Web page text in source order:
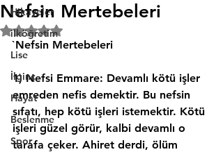
Hikayeler
ilköğretim
Lise
İlginç
Hayat
Beslenme
Spor
Nefsin Mertebeleri
5 üzerinden NaN yıldız
`Nefsin Mertebeleri
1) Nefsi Emmare: Devamlı kötü işler
emreden nefis demektir. Bu nefsin
sıfatı, hep kötü işleri istemektir. Kötü
işleri güzel görür, kalbi devamlı o
tarafa çeker. Ahiret derdi, ölüm